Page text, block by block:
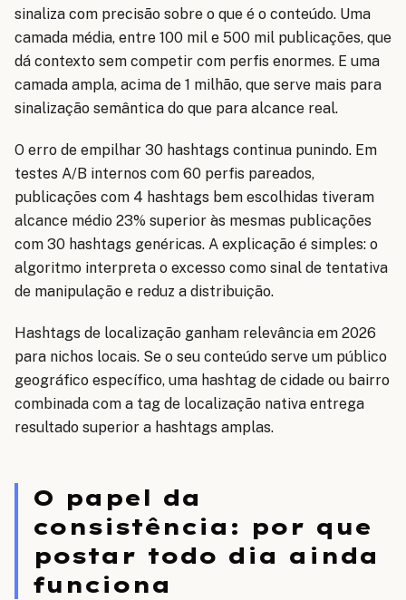
sinaliza com precisão sobre o que é o conteúdo. Uma
camada média, entre 100 mil e 500 mil publicações, que
dá contexto sem competir com perfis enormes. E uma
camada ampla, acima de 1 milhão, que serve mais para
sinalização semântica do que para alcance real.
O erro de empilhar 30 hashtags continua punindo. Em
testes A/B internos com 60 perfis pareados,
publicações com 4 hashtags bem escolhidas tiveram
alcance médio 23% superior às mesmas publicações
com 30 hashtags genéricas. A explicação é simples: o
algoritmo interpreta o excesso como sinal de tentativa
de manipulação e reduz a distribuição.
Hashtags de localização ganham relevância em 2026
para nichos locais. Se o seu conteúdo serve um público
geográfico específico, uma hashtag de cidade ou bairro
combinada com a tag de localização nativa entrega
resultado superior a hashtags amplas.
O papel da
consistência: por que
postar todo dia ainda
funciona